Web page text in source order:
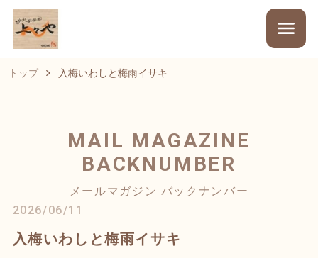
トップ 入梅いわしと梅雨イサキ
MAIL MAGAZINE
BACKNUMBER
メールマガジン バックナンバー
2026/06/11
入梅いわしと梅雨イサキ